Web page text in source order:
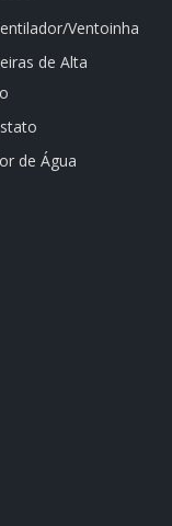
Ventoinha
de Alta
de Água